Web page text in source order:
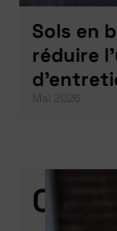
Sols en
réduire
Mai 2026